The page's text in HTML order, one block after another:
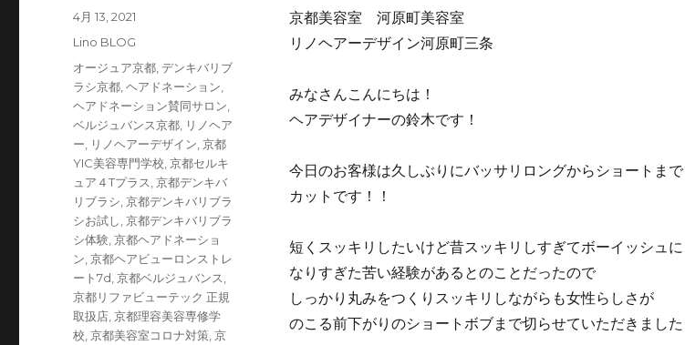
京都美容室 河原町美容室
リノヘアーデザイン河原町三条
みなさんこんにちは！
ヘアデザイナーの鈴木です！
今日のお客様は久しぶりにバッサリロングからショートまで
カットです！！
短くスッキリしたいけど昔スッキリしすぎてボーイッシュに
なりすぎた苦い経験があるとのことだったので
しっかり丸みをつくりスッキリしながらも女性らしさが
のこる前下がりのショートボブまで切らせていただきました
投
稿
4月 13, 2021
カ
テ
ゴ
ー
Lino BLOG
タ
グ
オージュア京都 ,デンキバリブ
ラシ京都 ,ヘアドネーション
ヘアドネーション賛同サロン
ベルジュバンス京都 リノヘア
ー
リノヘアーデザイン ,京都
YIC美容専門学校 ,京都セルキ
ュア４Tプラス ,京都デンキバ
リブラシ ,京都デンキバリブラ
シお試し ,京都デンキバリブラ
シ体験 ,京都ヘアドネーショ
ン ,京都ヘアビューロンストレ
ート7d ,京都ベルジュバンス
京都リファビューテック 正規
取扱店 ,京都理容美容専修学
校 ,京都美容室コロナ対策 ,京